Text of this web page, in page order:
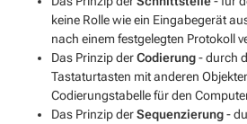
keine Rolle wie ein Eingabegerät
nach einem festgelegten Protokoll
Das Prinzip derCodierung- durch
Tastaturtasten mit anderen
Codierungstabelle für den
Das Prinzip derSequenzierung-